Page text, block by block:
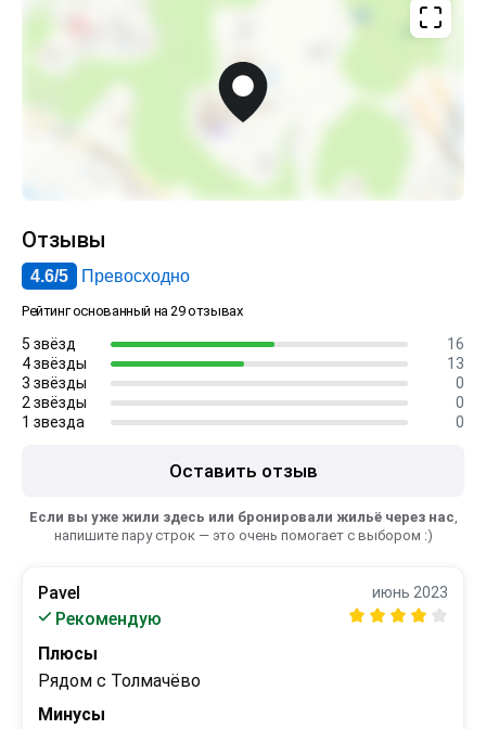
Отзывы
4.6/5 Превосходно
Рейтинг основанный на 29 отзывах
5 звёзд
16
4 звёзды
13
3 звёзды
0
2 звёзды
0
1 звезда
0
Оставить отзыв
Если вы уже жили здесь или бронировали жильё через нас,
напишите пару строк — это очень помогает с выбором :)
Pavel
Рекомендую
июнь 2023
Плюсы
Рядом с Толмачёво
Минусы